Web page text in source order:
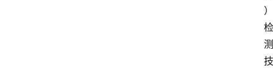
）
检
测
技